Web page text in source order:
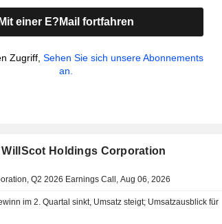
Mit einer E?Mail fortfahren
Zugriff,Sehen Sie sich unsere Abonnements
an.
Holdings Corporation
Q2 2026 Earnings Call, Aug 06, 2026
im 2. Quartal sinkt, Umsatz steigt; Umsatzausblick für